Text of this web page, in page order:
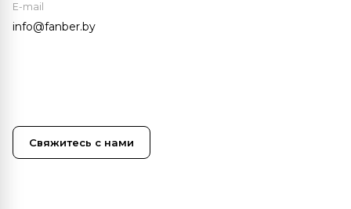
E-mail
info@fanber.by
Свяжитесь с нами